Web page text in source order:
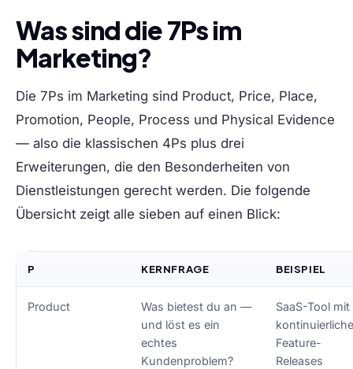
Was sind die 7Ps im
Marketing?
Die 7Ps im Marketing sind Product, Price, Place,
Promotion, People, Process und Physical Evidence
— also die klassischen 4Ps plus drei
Erweiterungen, die den Besonderheiten von
Dienstleistungen gerecht werden. Die folgende
Übersicht zeigt alle sieben auf einen Blick:
P KERNFRAGE BEISPIEL
Product
Was bietest du an —
und löst es ein
echtes
Kundenproblem?
SaaS-Tool mit
Feature-
Releases